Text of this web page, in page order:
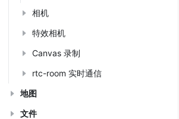
相机
特效相机
Canvas 录制
rtc-room 实时通信
地图
文件